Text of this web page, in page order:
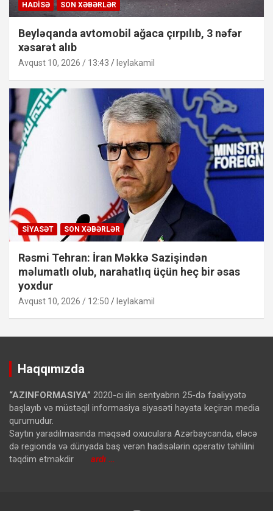
HADISƏ SON XƏBƏRLƏR
Beyləqanda avtomobil ağaca çırpılıb, 3 nəfər
xəsarət alıb
Avqust 10, 2026 / 13:43 leylakamil
SIYASƏT SON XƏBƏRLƏR
Rəsmi Tehran: İran Məkkə Sazişindən
məlumatlı olub, narahatlıq üçün heç bir əsas
yoxdur
Avqust 10, 2026 / 12:50 leylakamil
Haqqımızda
“AZINFORMASIYA” 2020-cı ilin sentyabrın 25-də fəaliyyətə
başlayıb və müstəqil informasiya siyasəti həyata keçirən media
qurumudur.
Saytın yaradılmasında məqsəd oxuculara Azərbaycanda, eləcə
də regionda və dünyada baş verən hadisələrin operativ təhlilini
təqdim etməkdir ardı …